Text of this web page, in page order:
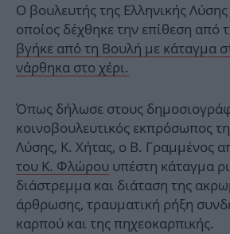
Ο βουλευτής της Ελληνικής
οποίος δέχθηκε την επίθεση από
βγήκε από τη Βουλή με κάταγμα
νάρθηκα στο χέρι.
Όπως δήλωσε στους
κοινοβουλευτικός εκπρόσωπος
Λύσης, Κ. Χήτας, ο Β. Γραμμένος
του Κ. Φλώρου υπέστη κάταγμα
διάστρεμμα και διάταση της
άρθρωσης, τραυματική ρήξη
καρπού και της πηχεοκαρπικής.